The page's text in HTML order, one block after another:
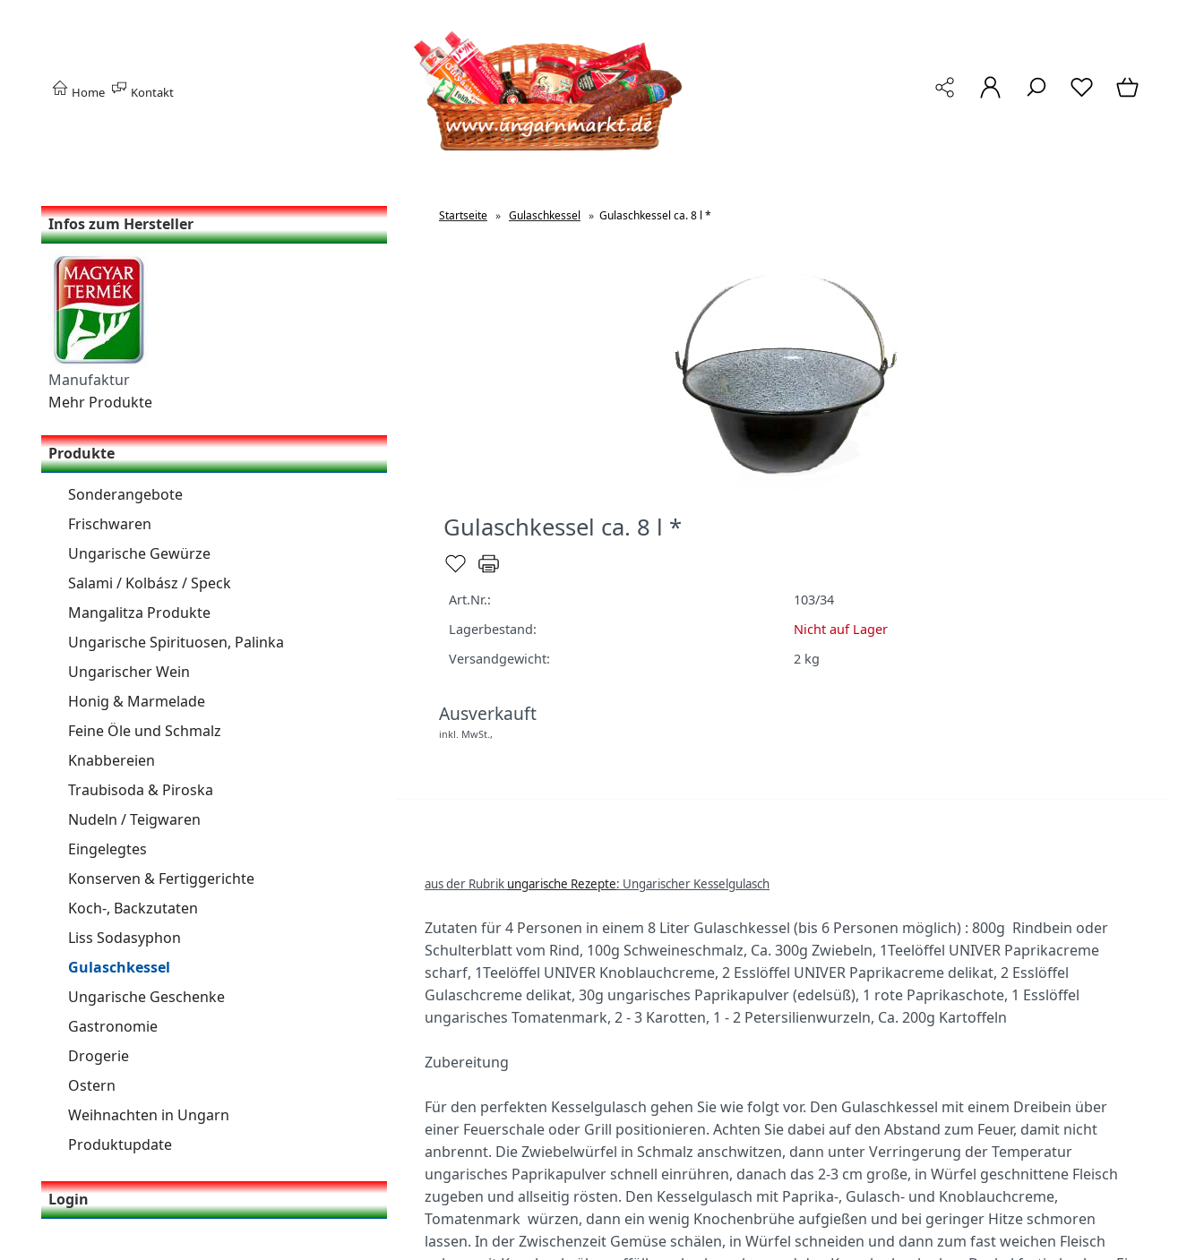
Home Kontakt
Infos zum Hersteller
Manufaktur
Mehr Produkte
Produkte
Sonderangebote
Frischwaren
Ungarische Gewürze
Salami / Kolbász / Speck
Mangalitza Produkte
Ungarische Spirituosen, Palinka
Ungarischer Wein
Honig & Marmelade
Feine Öle und Schmalz
Knabbereien
Traubisoda & Piroska
Nudeln / Teigwaren
Eingelegtes
Konserven & Fertiggerichte
Koch-, Backzutaten
Liss Sodasyphon
Gulaschkessel
Ungarische Geschenke
Gastronomie
Drogerie
Ostern
Weihnachten in Ungarn
Produktupdate
Login
Startseite » Gulaschkessel » Gulaschkessel ca. 8 l *
Gulaschkessel ca. 8 l *
Art.Nr.:
103/34
Lagerbestand:
Nicht auf Lager
Versandgewicht:
2 kg
Ausverkauft
inkl. MwSt.,
aus der Rubrik ungarische Rezepte: Ungarischer Kesselgulasch
Zutaten für 4 Personen in einem 8 Liter Gulaschkessel (bis 6 Personen möglich) : 800g Rindbein oder
Schulterblatt vom Rind, 100g Schweineschmalz, Ca. 300g Zwiebeln, 1Teelöffel UNIVER Paprikacreme
scharf, 1Teelöffel UNIVER Knoblauchcreme, 2 Esslöffel UNIVER Paprikacreme delikat, 2 Esslöffel
Gulaschcreme delikat, 30g ungarisches Paprikapulver (edelsüß), 1 rote Paprikaschote, 1 Esslöffel
ungarisches Tomatenmark, 2 - 3 Karotten, 1 - 2 Petersilienwurzeln, Ca. 200g Kartoffeln
Zubereitung
Für den perfekten Kesselgulasch gehen Sie wie folgt vor. Den Gulaschkessel mit einem Dreibein über
einer Feuerschale oder Grill positionieren. Achten Sie dabei auf den Abstand zum Feuer, damit nicht
anbrennt. Die Zwiebelwürfel in Schmalz anschwitzen, dann unter Verringerung der Temperatur
ungarisches Paprikapulver schnell einrühren, danach das 2-3 cm große, in Würfel geschnittene Fleisch
zugeben und allseitig rösten. Den Kesselgulasch mit Paprika-, Gulasch- und Knoblauchcreme,
Tomatenmark würzen, dann ein wenig Knochenbrühe aufgießen und bei geringer Hitze schmoren
lassen. In der Zwischenzeit Gemüse schälen, in Würfel schneiden und dann zum fast weichen Fleisch